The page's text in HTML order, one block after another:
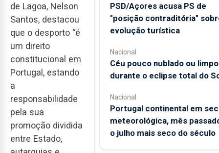
de Lagoa, Nelson
Santos, destacou
que o desporto “é
um direito
constitucional em
Portugal, estando
a
responsabilidade
pela sua
promoção dividida
entre Estado,
PSD/Açores acusa PS de
"posição contraditória"
evolução turística
Nacional
Céu pouco nublado ou limpo
durante o eclipse total do
Nacional
Portugal continental em
meteorológica, mês
o julho mais seco do século